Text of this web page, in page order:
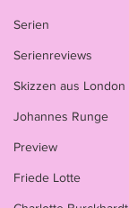
Serien
Serienreviews
Skizzen aus London
Johannes Runge
Preview
Friede Lotte